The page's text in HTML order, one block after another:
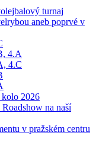
turnaj
aneb poprvé v
4.A
4.C
kolo 2026
na naší
v pražském centru